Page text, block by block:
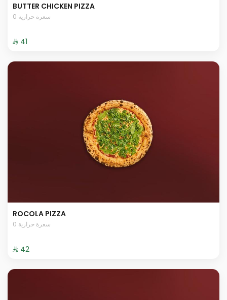
BUTTER CHICKEN PIZZA
0 سعرة حرارية
⁨⁦‪‬ 41⁩
ROCOLA PIZZA
0 سعرة حرارية
⁨⁦‪‬ 42⁩